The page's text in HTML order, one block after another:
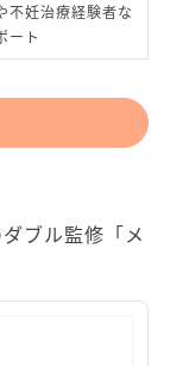
不妊治療経験者な
ート
ブル監修「メ